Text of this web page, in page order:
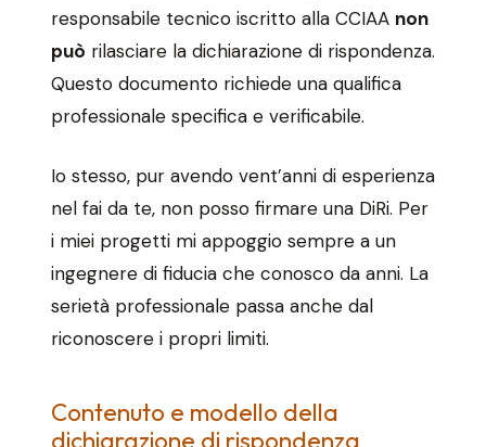
responsabile tecnico iscritto alla CCIAA non
può rilasciare la dichiarazione di rispondenza.
Questo documento richiede una qualifica
professionale specifica e verificabile.
Io stesso, pur avendo vent’anni di esperienza
nel fai da te, non posso firmare una DiRi. Per
i miei progetti mi appoggio sempre a un
ingegnere di fiducia che conosco da anni. La
serietà professionale passa anche dal
riconoscere i propri limiti.
Contenuto e modello della
dichiarazione di rispondenza